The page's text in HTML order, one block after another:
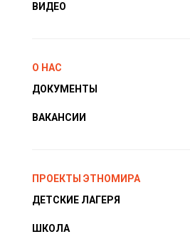
ВИДЕО
О НАС
ДОКУМЕНТЫ
ВАКАНСИИ
ПРОЕКТЫ ЭТНОМИРА
ДЕТСКИЕ ЛАГЕРЯ
ШКОЛА